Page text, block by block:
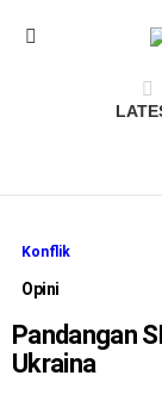
Konflik
Opini
Pandangan
Ukraina